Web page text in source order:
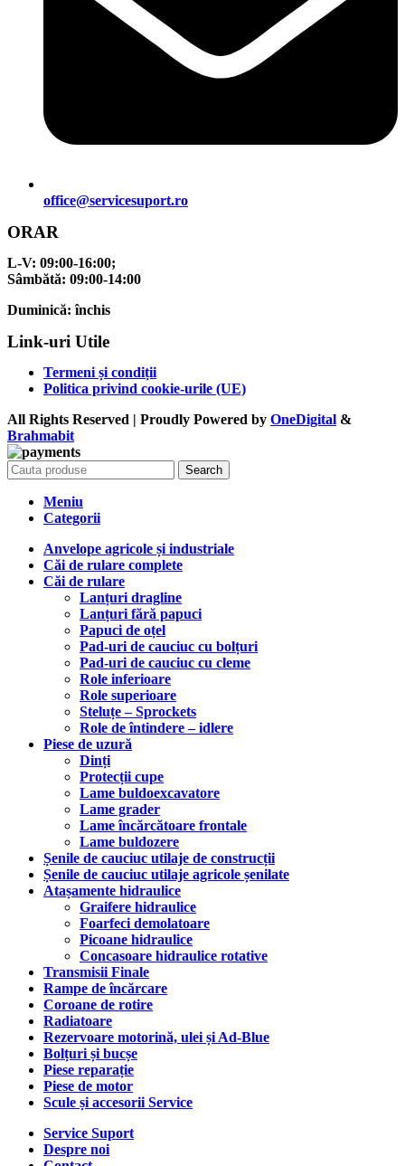
office@servicesuport.ro
ORAR
L-V: 09:00-16:00;
Sâmbătă: 09:00-14:00
Duminică: închis
Link-uri Utile
Termeni și condiții
Politica privind cookie-urile (UE)
All Rights Reserved | Proudly Powered by OneDigital &
Brahmabit
Search
Meniu
Categorii
Anvelope agricole și industriale
Căi de rulare complete
Căi de rulare
Lanțuri dragline
Lanțuri fără papuci
Papuci de oțel
Pad-uri de cauciuc cu bolțuri
Pad-uri de cauciuc cu cleme
Role inferioare
Role superioare
Steluțe – Sprockets
Role de întindere – idlere
Piese de uzură
Dinți
Protecții cupe
Lame buldoexcavatore
Lame grader
Lame încărcătoare frontale
Lame buldozere
Șenile de cauciuc utilaje de construcții
Șenile de cauciuc utilaje agricole șenilate
Atașamente hidraulice
Graifere hidraulice
Foarfeci demolatoare
Picoane hidraulice
Concasoare hidraulice rotative
Transmisii Finale
Rampe de încărcare
Coroane de rotire
Radiatoare
Rezervoare motorină, ulei și Ad-Blue
Bolțuri și bucșe
Piese reparație
Piese de motor
Scule și accesorii Service
Service Suport
Despre noi